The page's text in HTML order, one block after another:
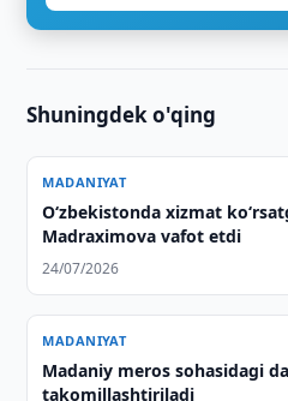
Shuningdek o'qing
MADANIYAT
O‘zbekistonda xizmat
Madraximova vafot etdi
24/07/2026
MADANIYAT
Madaniy meros sohasidagi
takomillashtiriladi